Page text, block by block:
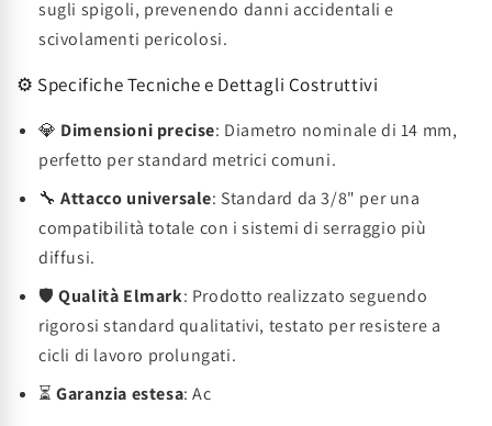
sugli spigoli, prevenendo danni accidentali e
scivolamenti pericolosi.
⚙️ Specifiche Tecniche e Dettagli Costruttivi
💎 Dimensioni precise: Diametro nominale di 14 mm,
perfetto per standard metrici comuni.
🔧Attacco universale: Standard da 3/8" per una
compatibilità totale con i sistemi di serraggio più
diffusi.
🛡️Qualità Elmark: Prodotto realizzato seguendo
rigorosi standard qualitativi, testato per resistere a
cicli di lavoro prolungati.
⏳Garanzia estesa: Ac